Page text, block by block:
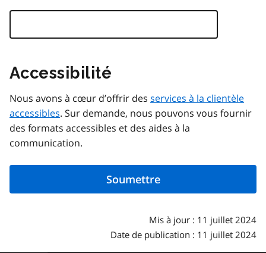
Accessibilité
Nous avons à cœur d’offrir des services à la clientèle
accessibles. Sur demande, nous pouvons vous fournir
des formats accessibles et des aides à la
communication.
Mis à jour : 11 juillet 2024
Date de publication : 11 juillet 2024